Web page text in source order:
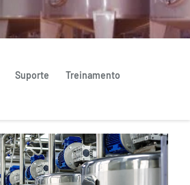
Suporte Treinamento